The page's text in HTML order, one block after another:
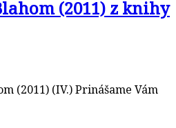
(2011) z knihy
(2011) (IV.) Prinášame Vám